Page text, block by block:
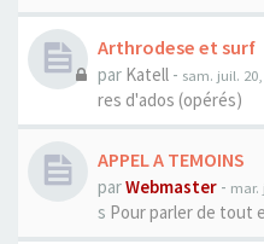
Arthrodese et surf
par Katell - sam. juil.
res d'ados (opérés)
APPEL A TEMOINS
parWebmaster - mar.
s Pour parler de tout